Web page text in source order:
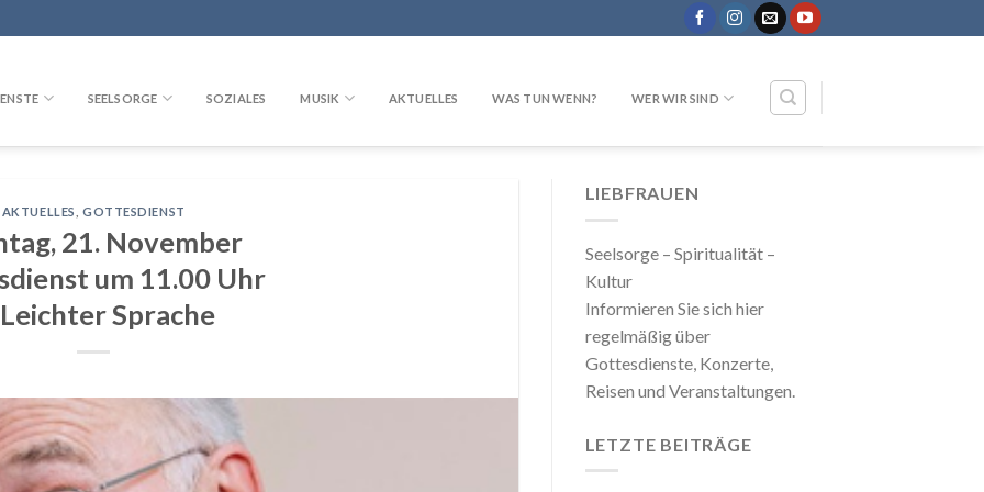
SEELSORGE SOZIALES MUSIK AKTUELLES WAS TUN WENN? WER WIR SIND
AKTUELLES GOTTESDIENST
21. November
um 11.00 Uhr
Sprache
LIEBFRAUEN
Seelsorge – Spiritualität –
Kultur
Informieren Sie sich hier
regelmäßig über
Gottesdienste, Konzerte,
Reisen und Veranstaltungen.
LETZTE BEITRÄGE